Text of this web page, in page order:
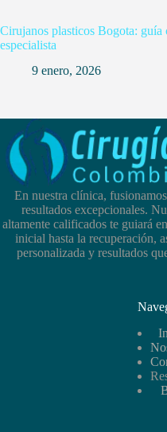
Cirujanos plasticos Bogota: guía
especialista
9 enero, 2026
En nuestra clínica,
resultados excepcionales.
altamente calificados te guiará
inicial hasta la recuperación,
personalizada y resultados